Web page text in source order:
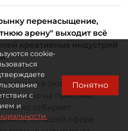
перенасыщение,
арену" выходит всё
креативных индустрий
в любом
но на практике
отбирает
В нашей сфере
cookie-
с
и
Понятно